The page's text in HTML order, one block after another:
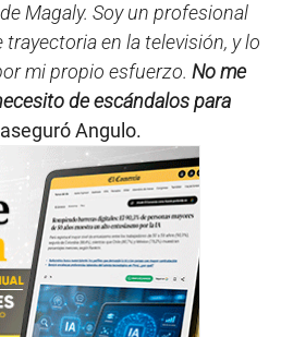
Magaly. Soy un profesional
en la televisión, y lo
mi propio esfuerzo. No me
de escándalos para
Angulo.